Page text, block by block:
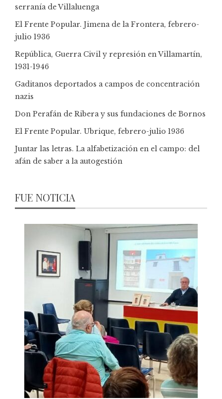
serranía de Villaluenga
El Frente Popular. Jimena de la Frontera, febrero-
julio 1936
República, Guerra Civil y represión en Villamartín,
1931-1946
Gaditanos deportados a campos de concentración
nazis
Don Perafán de Ribera y sus fundaciones de Bornos
El Frente Popular. Ubrique, febrero-julio 1936
Juntar las letras. La alfabetización en el campo: del
afán de saber a la autogestión
FUE NOTICIA